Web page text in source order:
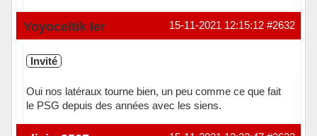
Hors ligne #2632
15-11-2021 12:15:12
Yoyoceltik Ier
Invité
Oui nos latéraux tourne bien, un peu comme ce que fait
le PSG depuis des années avec les siens.